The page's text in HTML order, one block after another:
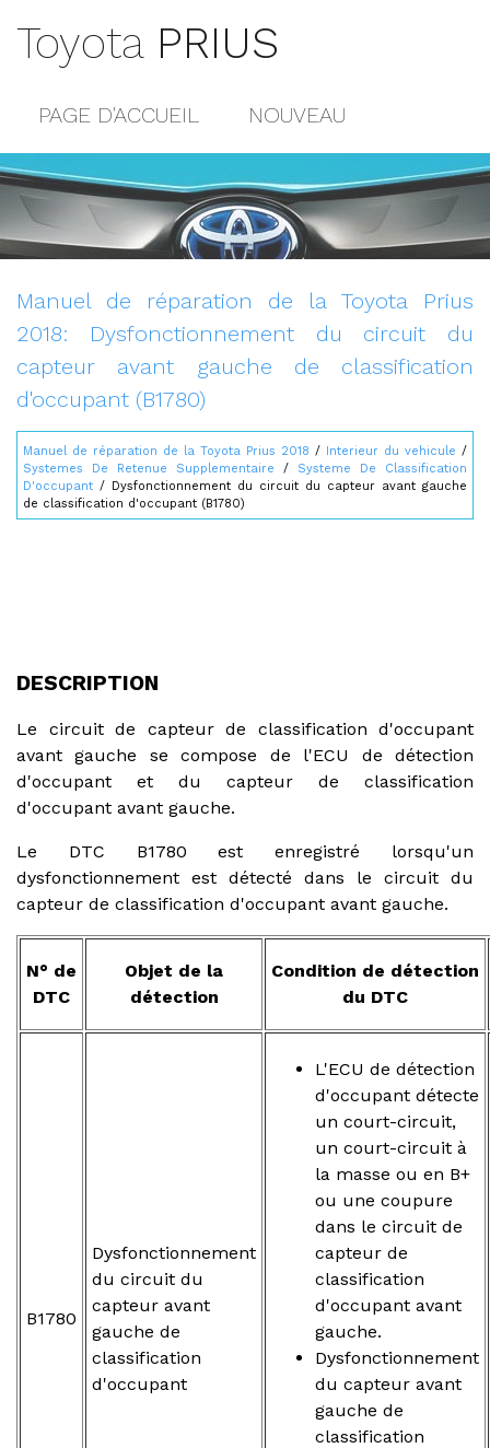
Toyota PRIUS
PAGE D'ACCUEIL NOUVEAU
POPULAIRE
CONTACTS
Manuel de réparation de la Toyota Prius
2018: Dysfonctionnement du circuit du
capteur avant gauche de classification
d'occupant (B1780)
Manuel de réparation de la Toyota Prius 2018 / Interieur du vehicule /
Systemes De Retenue Supplementaire / Systeme De Classification
D'occupant / Dysfonctionnement du circuit du capteur avant gauche
de classification d'occupant (B1780)
DESCRIPTION
Le circuit de capteur de classification d'occupant
avant gauche se compose de l'ECU de détection
d'occupant et du capteur de classification
d'occupant avant gauche.
Le DTC B1780 est enregistré lorsqu'un
dysfonctionnement est détecté dans le circuit du
capteur de classification d'occupant avant gauche.
N° de
DTC
Objet de la
détection
Condition de détection
du DTC
B1780
Dysfonctionnement
du circuit du
capteur avant
gauche de
classification
d'occupant
L'ECU de détection
d'occupant détecte
un court-circuit,
un court-circuit à
la masse ou en B+
ou une coupure
dans le circuit de
capteur de
classification
d'occupant avant
gauche.
Dysfonctionnement
du capteur avant
gauche de
classification